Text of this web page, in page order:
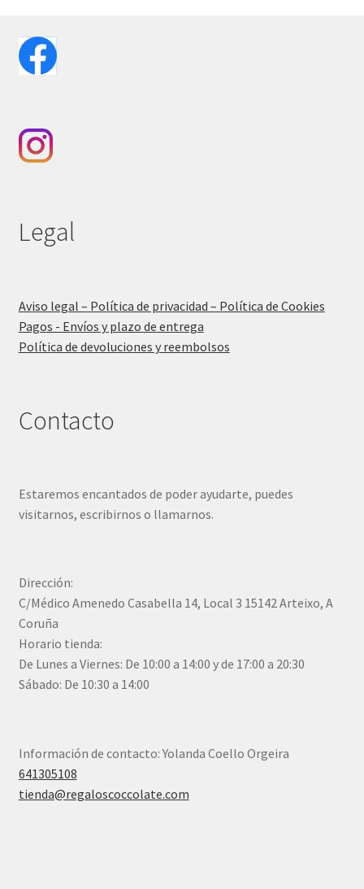
Legal
Aviso legal – Política de privacidad – Política de Cookies
Pagos - Envíos y plazo de entrega
Política de devoluciones y reembolsos
Contacto
Estaremos encantados de poder ayudarte, puedes
visitarnos, escribirnos o llamarnos.
Dirección:
C/Médico Amenedo Casabella 14, Local 3 15142 Arteixo, A
Coruña
Horario tienda:
De Lunes a Viernes: De 10:00 a 14:00 y de 17:00 a 20:30
Sábado: De 10:30 a 14:00
Información de contacto: Yolanda Coello Orgeira
641305108
tienda@regaloscoccolate.com